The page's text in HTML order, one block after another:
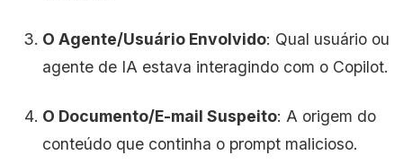
O Agente/Usuário Envolvido: Qual usuário ou
agente de IA estava interagindo com o Copilot.
O Documento/E-mail Suspeito: A origem do
conteúdo que continha o prompt malicioso.